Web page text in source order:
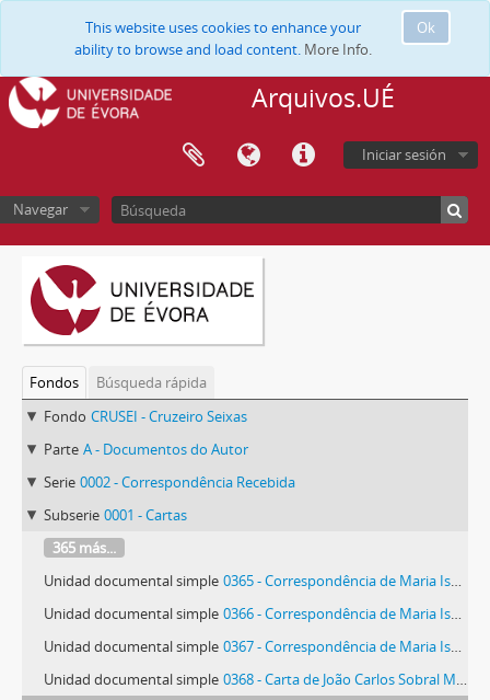
Ok
This website uses cookies to enhance your
ability to browse and load content. More Info.
Arquivos.UÉ
Iniciar sesión
Navegar
Fondos
Búsqueda rápida
Fondo CRUSEI - Cruzeiro Seixas
Parte A - Documentos do Autor
Serie 0002 - Correspondência Recebida
Subserie 0001 - Cartas
365 más...
Unidad documental simple 0365 - Correspondência de Maria Isabel Sobral Meireles
Unidad documental simple 0366 - Correspondência de Maria Isabel Sobral Meireles
Unidad documental simple 0367 - Correspondência de Maria Isabel Sobral Meireles
Unidad documental simple 0368 - Carta de João Carlos Sobral Meireles